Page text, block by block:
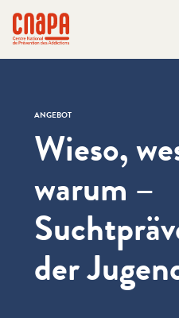
cnapa
ANGEBOT
Wieso,
warum –
der